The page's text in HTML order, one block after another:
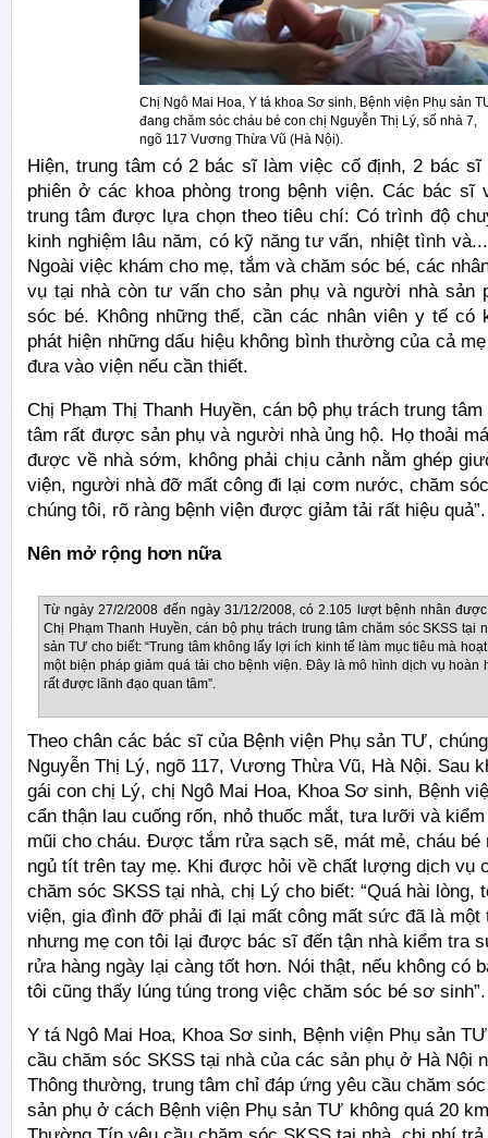
Chị Ngô Mai Hoa, Y tá khoa Sơ sinh, Bệnh viện Phụ sản
đang chăm sóc cháu bé con chị Nguyễn Thị Lý, số nhà 7,
ngõ 117 Vương Thừa Vũ (Hà Nội).
Hiện, trung tâm có 2 bác sĩ làm việc cố định, 2 bác sĩ
phiên ở các khoa phòng trong bệnh viện. Các bác sĩ
trung tâm được lựa chọn theo tiêu chí: Có trình độ
kinh nghiệm lâu năm, có kỹ năng tư vấn, nhiệt tình
Ngoài việc khám cho mẹ, tắm và chăm sóc bé, các
vụ tại nhà còn tư vấn cho sản phụ và người nhà sản
sóc bé. Không những thế, cần các nhân viên y tế có
phát hiện những dấu hiệu không bình thường của cả
đưa vào viện nếu cần thiết.
Chị Phạm Thị Thanh Huyền, cán bộ phụ trách trung tâm
tâm rất được sản phụ và người nhà ủng hộ. Họ thoải
được về nhà sớm, không phải chịu cảnh nằm ghép
viện, người nhà đỡ mất công đi lại cơm nước, chăm
chúng tôi, rõ ràng bệnh viện được giảm tải rất hiệu quả”.
Nên mở rộng hơn nữa
Từ ngày 27/2/2008 đến ngày 31/12/2008, có 2.105 lượt bệnh nhân
Chị Phạm Thanh Huyền, cán bộ phụ trách trung tâm chăm sóc SKSS tại
sản TƯ cho biết: “Trung tâm không lấy lợi ích kinh tế làm mục tiêu mà
một biện pháp giảm quá tải cho bệnh viện. Đây là mô hình dịch vụ hoàn
rất được lãnh đạo quan tâm”.
Theo chân các bác sĩ của Bệnh viện Phụ sản TƯ,
Nguyễn Thị Lý, ngõ 117, Vương Thừa Vũ, Hà Nội. Sau
gái con chị Lý, chị Ngô Mai Hoa, Khoa Sơ sinh, Bệnh
cẩn thận lau cuống rốn, nhỏ thuốc mắt, tưa lưỡi và
mũi cho cháu. Được tắm rửa sạch sẽ, mát mẻ, cháu bé
ngủ tít trên tay mẹ. Khi được hỏi về chất lượng dịch vụ
chăm sóc SKSS tại nhà, chị Lý cho biết: “Quá hài lòng,
viện, gia đình đỡ phải đi lại mất công mất sức đã là một
nhưng mẹ con tôi lại được bác sĩ đến tận nhà kiểm tra
rửa hàng ngày lại càng tốt hơn. Nói thật, nếu không có
tôi cũng thấy lúng túng trong việc chăm sóc bé sơ sinh”.
Y tá Ngô Mai Hoa, Khoa Sơ sinh, Bệnh viện Phụ sản
cầu chăm sóc SKSS tại nhà của các sản phụ ở Hà Nội
Thông thường, trung tâm chỉ đáp ứng yêu cầu chăm
sản phụ ở cách Bệnh viện Phụ sản TƯ không quá 20